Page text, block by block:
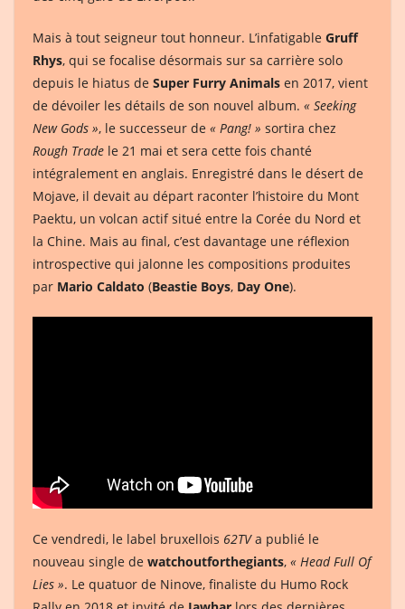
Mais à tout seigneur tout honneur. L’infatigable Gruff
Rhys, qui se focalise désormais sur sa carrière solo
depuis le hiatus de Super Furry Animals en 2017, vient
de dévoiler les détails de son nouvel album. « Seeking
New Gods », le successeur de « Pang! » sortira chez
Rough Trade le 21 mai et sera cette fois chanté
intégralement en anglais. Enregistré dans le désert de
Mojave, il devait au départ raconter l’histoire du Mont
Paektu, un volcan actif situé entre la Corée du Nord et
la Chine. Mais au final, c’est davantage une réflexion
introspective qui jalonne les compositions produites
par Mario Caldato (Beastie Boys, Day One).
Ce vendredi, le label bruxellois 62TVa publié le
nouveau single de watchoutforthegiants, « Head Full Of
Lies ». Le quatuor de Ninove, finaliste du Humo Rock